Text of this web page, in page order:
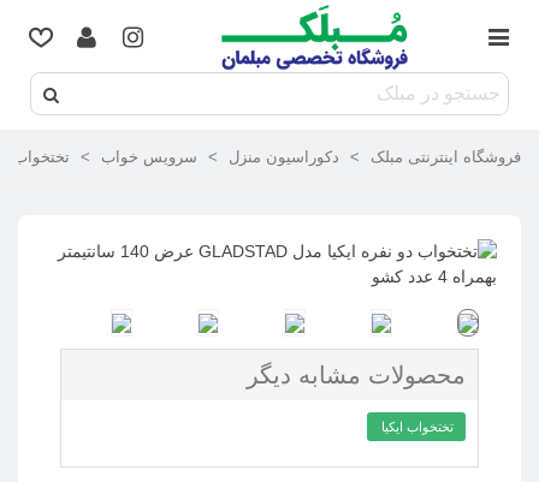
فروشگاه اینترنتی مبلک > دکوراسیون منزل > سرویس خواب > تختخواب
محصولات مشابه دیگر
تختخواب ایکیا